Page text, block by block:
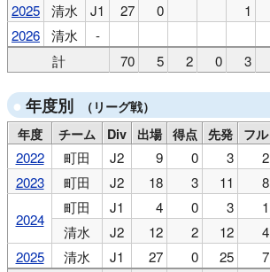
2025
清水 J1 27 0 1
2026
清水 -
計
70 5 2 0 3
年度別
（リーグ戦）
年度
チーム Div 出場 得点 先発 フル
2022 町田 J2 9 0 3 2
2023
町田 J2 18 3 11 8
2024
町田 J1 4 0 3 1
清水
J2 12 2 12 4
2025
清水 J1 27 0 25 7